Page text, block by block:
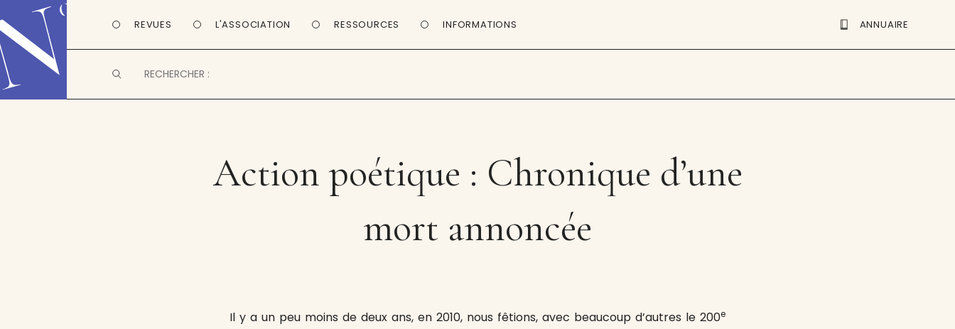
REVUES L'ASSOCIATION RESSOURCES INFORMATIONS ANNUAIRE
Action poétique : Chronique d’une
mort annoncée
Il y a un peu moins de deux ans, en 2010, nous fêtions, avec beaucoup d’autres le 200e